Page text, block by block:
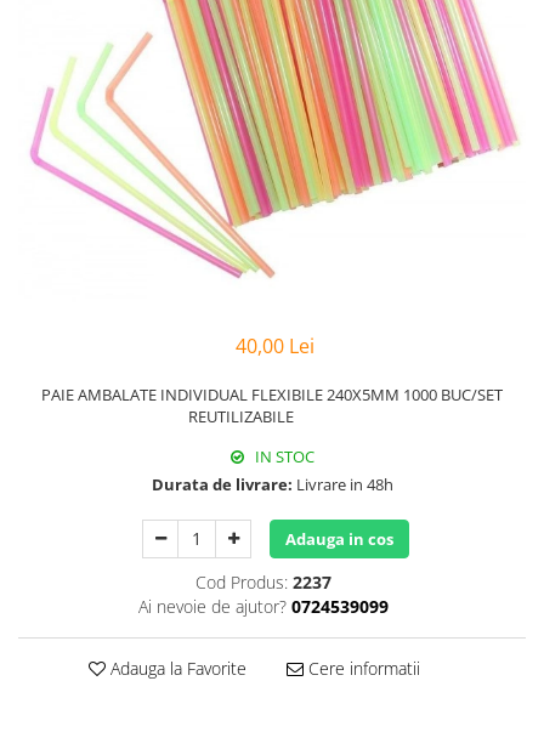
Lavete și bureți
Lumanari
Mopuri
Mănuși
Odorizante cameră/auto
Odorizante toaletă
Pahare și accesorii
Servețele umede
Tipizate
Tuș & more
40,00 Lei
PAIE AMBALATE INDIVIDUAL FLEXIBILE 240X5MM 1000 BUC/SET
REUTILIZABILE
IN STOC
Durata de livrare: Livrare in 48h
Adauga in cos
Cod Produs: 2237
Ai nevoie de ajutor? 0724539099
Adauga la Favorite Cere informatii